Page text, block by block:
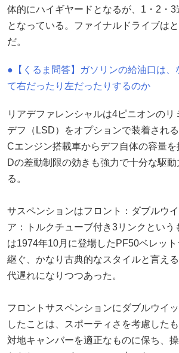
体的にハイギヤードとなるが、1・2・3
となっている。ファイナルドライブは
だ。
●【くるま問答】ガソリンの給油口は、
て右だったり左だったりするのか
リアデファレンシャルは4ピニオンのリ
デフ（LSD）をオプションで装着され
Cエンジン搭載車からデフ自体の容量
Dの差動制限の効きも強力で十分な駆
る。
サスペンションはフロント：ダブルウ
ア：トルクチューブ付き3リンクという
は1974年10月に登場したPF50ベレッ
継ぐ、かなり古典的なスタイルと言え
代遅れになりつつあった。
フロントサスペンションにダブルウイ
したことは、スポーティさを考慮した
対地キャンバーを適正なものに保ち、操